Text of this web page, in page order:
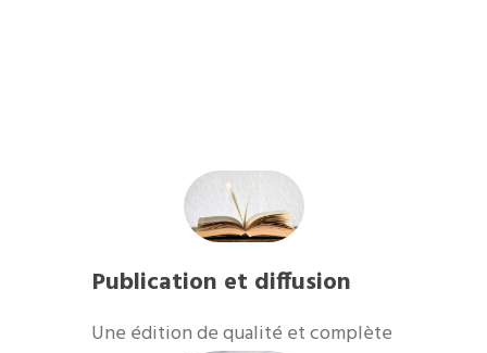
Publication et diffusion
Une édition de qualité et complète